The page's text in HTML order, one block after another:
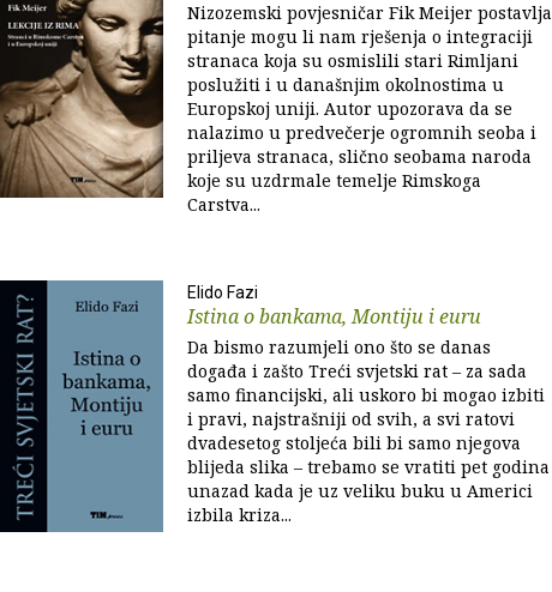
Nizozemski povjesničar Fik Meijer postavlja
pitanje mogu li nam rješenja o integraciji
stranaca koja su osmislili stari Rimljani
poslužiti i u današnjim okolnostima u
Europskoj uniji. Autor upozorava da se
nalazimo u predvečerje ogromnih seoba i
priljeva stranaca, slično seobama naroda
koje su uzdrmale temelje Rimskoga
Carstva...
Elido Fazi
Istina o bankama, Montiju i euru
Da bismo razumjeli ono što se danas
događa i zašto Treći svjetski rat – za sada
samo financijski, ali uskoro bi mogao izbiti
i pravi, najstrašniji od svih, a svi ratovi
dvadesetog stoljeća bili bi samo njegova
blijeda slika – trebamo se vratiti pet godina
unazad kada je uz veliku buku u Americi
izbila kriza...